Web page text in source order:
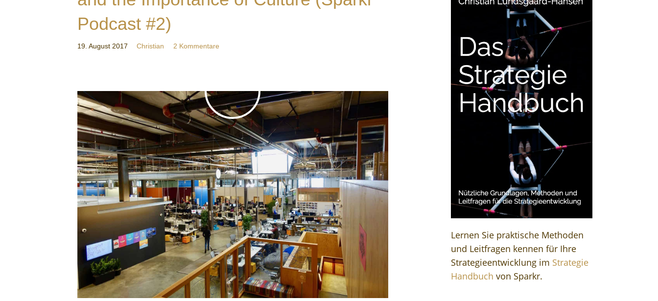
Podcast #2)
19. August 2017 Christian 2 Kommentare
Lernen Sie praktische Methoden
und Leitfragen kennen für Ihre
Strategieentwicklung im Strategie
Handbuch von Sparkr.